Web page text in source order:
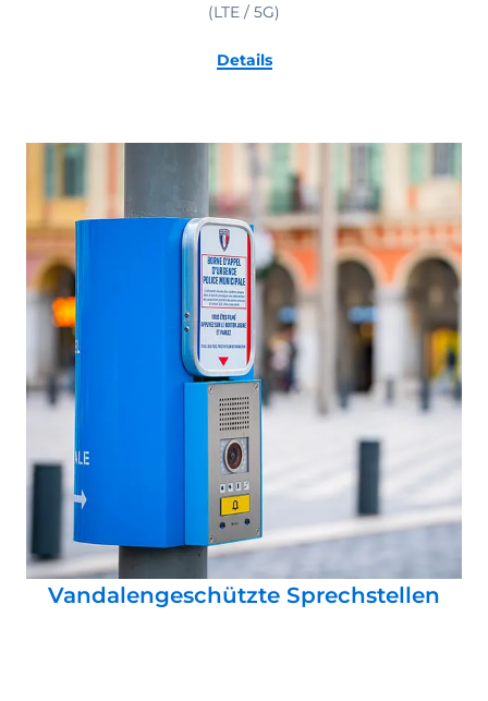
(LTE / 5G)
Details
Vandalengeschützte Sprechstellen